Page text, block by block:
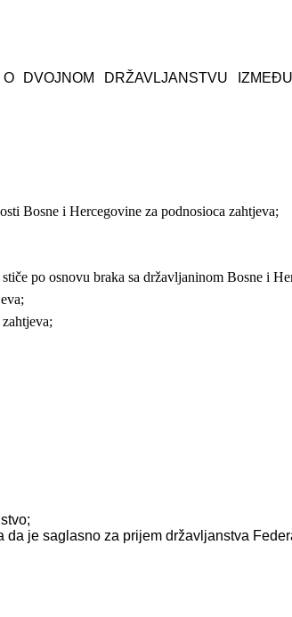
DVOJNOM DRŽAVLJANSTVU
Bosne i Hercegovine za podnosioca zahtjeva;
po osnovu braka sa državljaninom Bosne i
je saglasno za prijem državljanstva